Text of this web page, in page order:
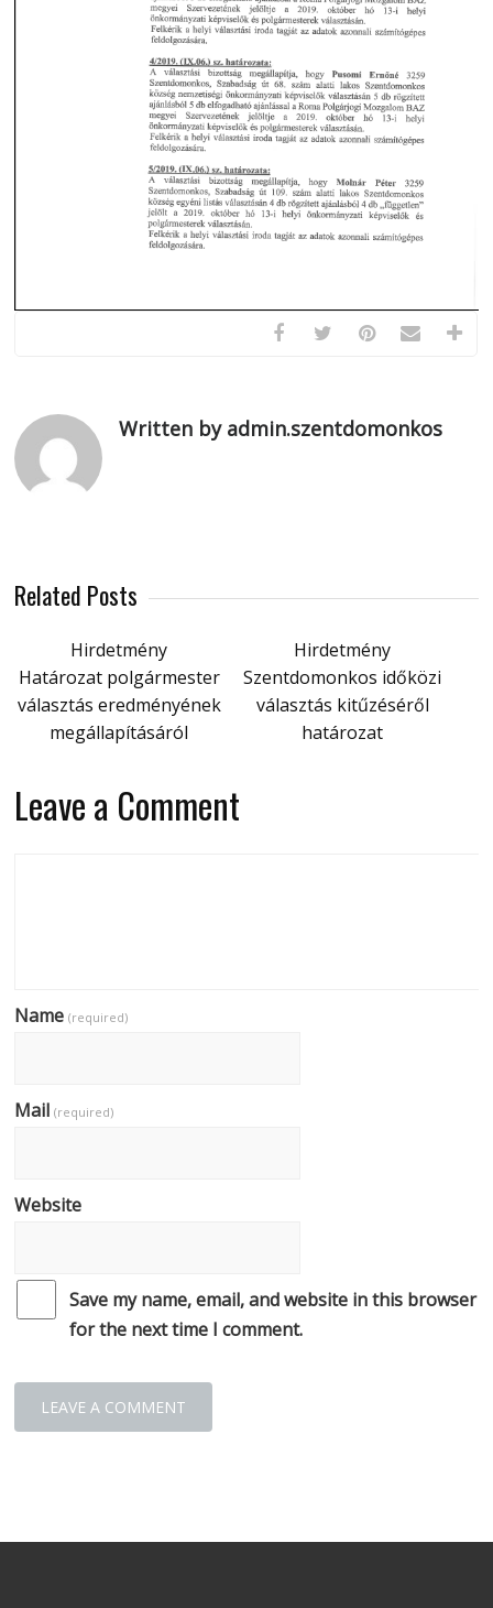
Written by admin.szentdomonkos
Related Posts
Hirdetmény
Hirdetmény
Határozat polgármester
választás eredményének
megállapításáról
Szentdomonkos időközi
választás kitűzéséről
határozat
Leave a Comment
Name(required)
Mail(required)
Website
Save my name, email, and website in this browser
for the next time I comment.